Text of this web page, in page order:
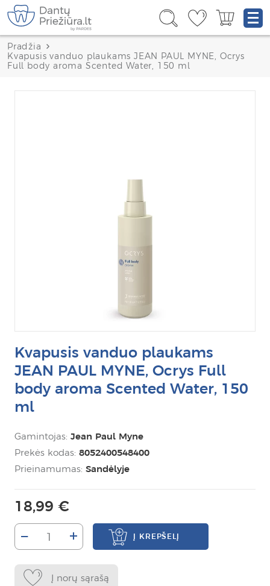
Pradžia
Kvapusis vanduo plaukams JEAN PAUL MYNE, Ocrys
Full body aroma Scented Water, 150 ml
Kvapusis vanduo plaukams
JEAN PAUL MYNE, Ocrys Full
body aroma Scented Water, 150
ml
Gamintojas: Jean Paul Myne
Prekės kodas: 8052400548400
Prieinamumas: Sandėlyje
18,99 €
– + Į KREPŠELĮ
Į norų sąrašą